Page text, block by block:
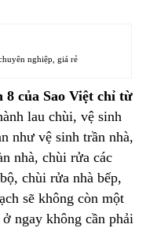
nghiệp, giá rẻ
8 của Sao Việt chỉ từ
lau chùi, vệ sinh
như vệ sinh trần nhà,
nhà, chùi rửa các
chùi rửa nhà bếp,
sẽ không còn một
ngay không cần phải